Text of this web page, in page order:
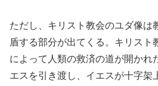
ただし、キリスト教会のユダ像は
盾する部分が出てくる。キリスト
によって人類の救済の道が開かれ
エスを引き渡し、イエスが十字架